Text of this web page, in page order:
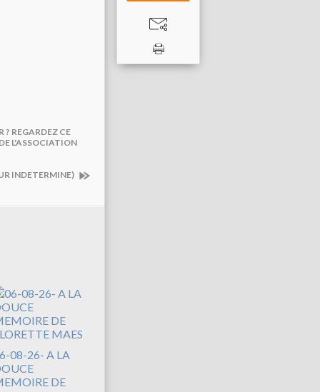
? REGARDEZ CE
L'ASSOCIATION
INDETERMINE)
08-26- A LA
DE